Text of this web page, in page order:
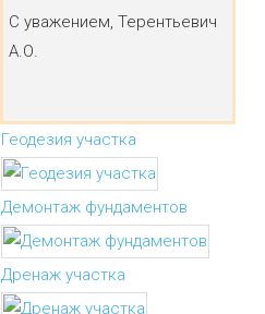
С уважением, Терентьевич
А.О.
Геодезия участка
Демонтаж фундаментов
Дренаж участка